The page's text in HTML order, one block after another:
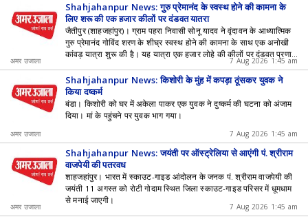
Shahjahanpur News: गुुरु प्रेमानंद के स्वस्थ होने की कामना के
लिए शुरू की एक हजार कीलों पर दंडवत यात्रा
जैतीपुर (शाहजहांपुर)। ग्राम पहरा निवासी सोनू यादव ने वृंदावन के आध्यात्मिक
गुरु प्रेमानंद गोविंद शरण के शीघ्र स्वस्थ होने की कामना के साथ एक अनोखी
कांवड़ यात्रा शुरू की है। यह यात्रा एक हजार लोहे की कीलों पर दंडवत प्रणाम
अमर उजाला 7 Aug 2026 1:45 am
Shahjahanpur News: किशोरी के मुंह में कपड़ा ठूंसकर युवक ने
किया दुष्कर्म
बंडा। किशोरी को घर में अकेला पाकर एक युवक ने दुष्कर्म की घटना को अंजाम
दिया। मां के पहुंचने पर युवक भाग गया।
अमर उजाला 7 Aug 2026 1:45 am
Shahjahanpur News: जयंती पर ऑस्ट्रेलिया से आएंगी पं. श्रीराम
वाजपेयी की पुत्रवधू
शाहजहांपुर। भारत में स्काउट-गाइड आंदोलन के जनक पं. श्रीराम वाजपेयी की
जयंती 11 अगस्त को रोटी गोदाम स्थित जिला स्काउट-गाइड परिसर में धूमधाम
से मनाई जाएगी।
अमर उजाला 7 Aug 2026 1:45 am